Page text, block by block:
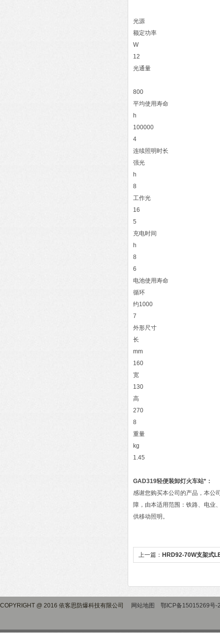
光源
额定功率
W
12
光通量
800
平均使用寿命
h
100000
4
连续照明时长
强光
h
8
工作光
16
5
充电时间
h
8
6
电池使用寿命
循环
约1000
7
外形尺寸
长
mm
160
宽
130
高
270
8
重量
kg
1.45
GAD319轻便装卸灯火车站*：
感谢您购买本公司的产品，本公
障，由本适用范围：铁路、电业
供移动照明。
上一篇： HRD92-70W支架式
COPYRIGHT @ 2016 依客思防爆科技有限公司 网站地图 鄂ICP备15015269号-